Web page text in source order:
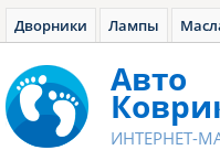
Дворники Лампы
Авто
ИНТЕРНЕТ-